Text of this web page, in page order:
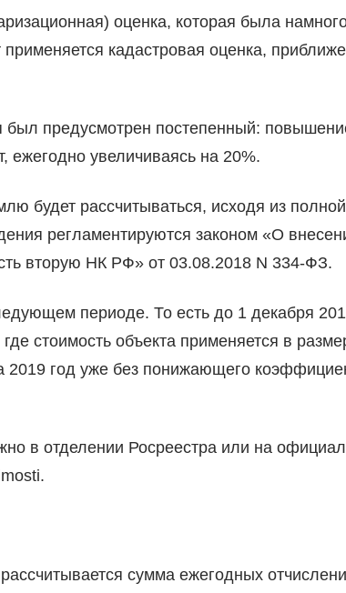
оценка, которая была
кадастровая оценка,
был предусмотрен постепенный:
ежегодно увеличиваясь на 20%.
будет рассчитываться, исходя из полной
регламентируются законом «О
вторую НК РФ» от 03.08.2018 N 334-ФЗ.
периоде. То есть до 1 декабря
стоимость объекта применяется в
2019 год уже без понижающего
в отделении Росреестра или на
сумма ежегодных